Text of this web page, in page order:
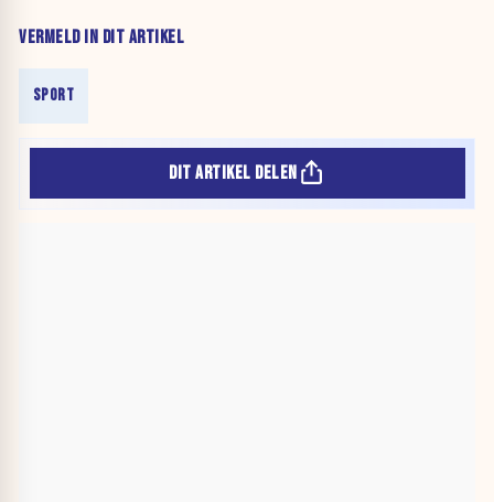
VERMELD IN DIT ARTIKEL
SPORT
DIT ARTIKEL DELEN